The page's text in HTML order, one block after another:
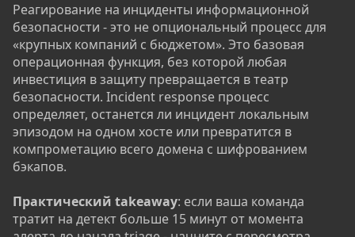
Реагирование на инциденты информационной
безопасности - это не опциональный процесс для
«крупных компаний с бюджетом». Это базовая
операционная функция, без которой любая
инвестиция в защиту превращается в театр
безопасности. Incident response процесс
определяет, останется ли инцидент локальным
эпизодом на одном хосте или превратится в
компрометацию всего домена с шифрованием
бэкапов.
Практический takeaway: если ваша команда
тратит на детект больше 15 минут от момента